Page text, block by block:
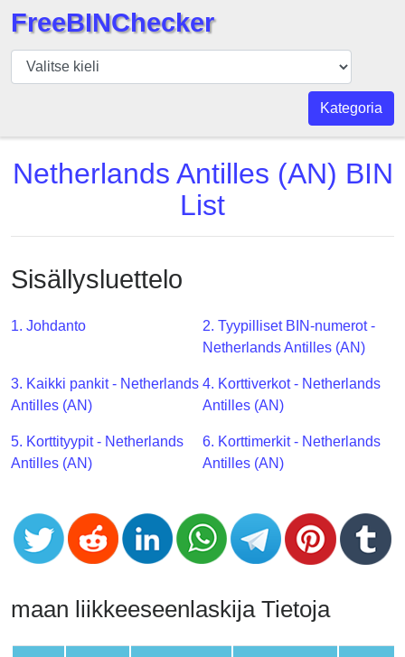
BIN
Tarkistaja
BIN
Määrä
API
BIN
Generator
BIN
Checker
BIN
CC
Generator
from
Banks
Credit
Card
Validator
Card
Generator
FreeBINChecker
Kategoria
Netherlands Antilles (AN) BIN
List
Sisällysluettelo
1. Johdanto
2. Tyypilliset BIN-numerot -
Netherlands Antilles (AN)
3. Kaikki pankit - Netherlands
Antilles (AN)
4. Korttiverkot - Netherlands
Antilles (AN)
5. Korttityypit - Netherlands
Antilles (AN)
6. Korttimerkit - Netherlands
Antilles (AN)
maan liikkeeseenlaskija Tietoja